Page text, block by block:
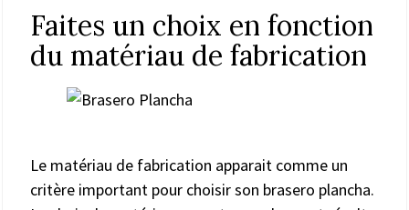
Faites un choix en fonction
du matériau de fabrication
Le matériau de fabrication apparait comme un
critère important pour choisir son brasero plancha.